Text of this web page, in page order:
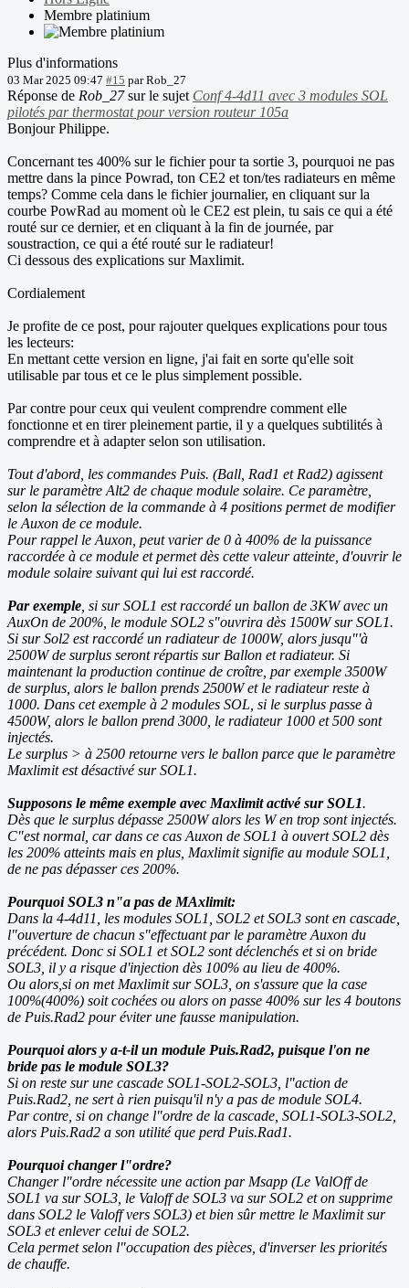
Membre platinium
Plus d'informations
03 Mar 2025 09:47 #15 parRob_27
Réponse de Rob_27sur le sujet Conf 4-4d11 avec 3 modules SOL
pilotés par thermostat pour version routeur 105a
Bonjour Philippe.
Concernant tes 400% sur le fichier pour ta sortie 3, pourquoi ne pas
mettre dans la pince Powrad, ton CE2 et ton/tes radiateurs en même
temps? Comme cela dans le fichier journalier, en cliquant sur la
courbe PowRad au moment où le CE2 est plein, tu sais ce qui a été
routé sur ce dernier, et en cliquant à la fin de journée, par
soustraction, ce qui a été routé sur le radiateur!
Ci dessous des explications sur Maxlimit.
Cordialement
Je profite de ce post, pour rajouter quelques explications pour tous
les lecteurs:
En mettant cette version en ligne, j'ai fait en sorte qu'elle soit
utilisable par tous et ce le plus simplement possible.
Par contre pour ceux qui veulent comprendre comment elle
fonctionne et en tirer pleinement partie, il y a quelques subtilités à
comprendre et à adapter selon son utilisation.
Tout d'abord, les commandes Puis. (Ball, Rad1 et Rad2) agissent
sur le paramètre Alt2 de chaque module solaire. Ce paramètre,
selon la sélection de la commande à 4 positions permet de modifier
le Auxon de ce module.
Pour rappel le Auxon, peut varier de 0 à 400% de la puissance
raccordée à ce module et permet dès cette valeur atteinte, d'ouvrir le
module solaire suivant qui lui est raccordé.
Par exemple, si sur SOL1 est raccordé un ballon de 3KW avec un
AuxOn de 200%, le module SOL2 s"ouvrira dès 1500W sur SOL1.
Si sur Sol2 est raccordé un radiateur de 1000W, alors jusqu"'à
2500W de surplus seront répartis sur Ballon et radiateur. Si
maintenant la production continue de croître, par exemple 3500W
de surplus, alors le ballon prends 2500W et le radiateur reste à
1000. Dans cet exemple à 2 modules SOL, si le surplus passe à
4500W, alors le ballon prend 3000, le radiateur 1000 et 500 sont
injectés.
Le surplus > à 2500 retourne vers le ballon parce que le paramètre
Maxlimit est désactivé sur SOL1.
Supposons le même exemple avec Maxlimit activé sur SOL1.
Dès que le surplus dépasse 2500W alors les W en trop sont injectés.
C"est normal, car dans ce cas Auxon de SOL1 à ouvert SOL2 dès
les 200% atteints mais en plus, Maxlimit signifie au module SOL1,
de ne pas dépasser ces 200%.
Pourquoi SOL3 n"a pas de MAxlimit:
Dans la 4-4d11, les modules SOL1, SOL2 et SOL3 sont en cascade,
l"ouverture de chacun s"effectuant par le paramètre Auxon du
précédent. Donc si SOL1 et SOL2 sont déclenchés et si on bride
SOL3, il y a risque d'injection dès 100% au lieu de 400%.
Ou alors,si on met Maxlimit sur SOL3, on s'assure que la case
100%(400%) soit cochées ou alors on passe 400% sur les 4 boutons
de Puis.Rad2 pour éviter une fausse manipulation.
Pourquoi alors y a-t-il un module Puis.Rad2, puisque l'on ne
bride pas le module SOL3?
Si on reste sur une cascade SOL1-SOL2-SOL3, l"action de
Puis.Rad2, ne sert à rien puisqu'il n'y a pas de module SOL4.
Par contre, si on change l"ordre de la cascade, SOL1-SOL3-SOL2,
alors Puis.Rad2 a son utilité que perd Puis.Rad1.
Pourquoi changer l"ordre?
Changer l"ordre nécessite une action par Msapp (Le ValOff de
SOL1 va sur SOL3, le Valoff de SOL3 va sur SOL2 et on supprime
dans SOL2 le Valoff vers SOL3) et bien sûr mettre le Maxlimit sur
SOL3 et enlever celui de SOL2.
Cela permet selon l"occupation des pièces, d'inverser les priorités
de chauffe.